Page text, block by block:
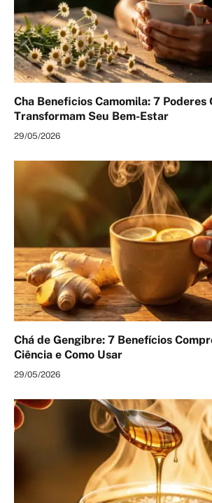
Cha Beneficios Camomila: 7 Poderes
Transformam Seu Bem-Estar
29/05/2026
Chá de Gengibre: 7 Benefícios
Ciência e Como Usar
29/05/2026